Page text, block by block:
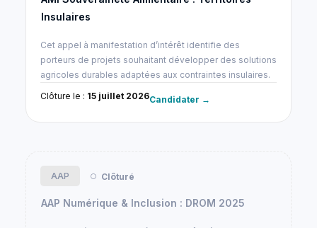
Insulaires
Cet appel à manifestation d’intérêt identifie des
porteurs de projets souhaitant développer des solutions
agricoles durables adaptées aux contraintes insulaires.
Clôture le : 15 juillet 2026Candidater →
AAP Clôturé
AAP Numérique & Inclusion : DROM 2025